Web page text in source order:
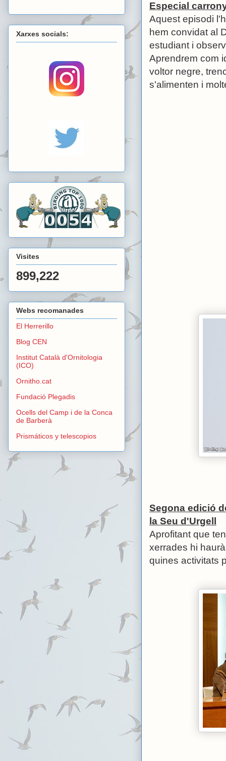
Especial
Aquest episodi
hem convidat al
estudiant i
Aprendrem com
voltor negre,
s'alimenten i
Segona edició
la Seu d'Urgell
Aprofitant que
xerrades hi
quines activitats
Xarxes socials:
Visites
899,222
Webs recomanades
El Herrerillo
Blog CEN
Institut Català d'Ornitologia
(ICO)
Ornitho.cat
Fundació Plegadis
Ocells del Camp i de la Conca
de Barberà
Prismáticos y telescopios